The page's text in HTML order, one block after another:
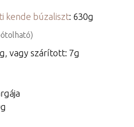
kende búzaliszt: 630g
vagy szárított: 7g